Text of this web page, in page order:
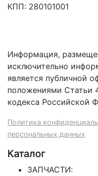
КПП: 280101001
Информация,
исключительно
является публичной
положениями Статьи
кодекса Российской
Политика
персональных данных
Каталог
ЗАПЧАСТИ: